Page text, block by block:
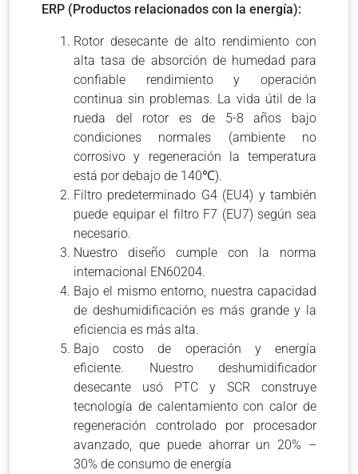
ERP (Productos relacionados con la energía):
Rotor desecante de alto rendimiento con
alta tasa de absorción de humedad para
confiable rendimiento y operación
continua sin problemas. La vida útil de la
rueda del rotor es de 5-8 años bajo
condiciones normales (ambiente no
corrosivo y regeneración la temperatura
está por debajo de 140℃).
Filtro predeterminado G4 (EU4) y también
puede equipar el filtro F7 (EU7) según sea
necesario.
Nuestro diseño cumple con la norma
internacional EN60204.
Bajo el mismo entorno, nuestra capacidad
de deshumidificación es más grande y la
eficiencia es más alta.
Bajo costo de operación y energía
eficiente. Nuestro deshumidificador
desecante usó PTC y SCR construye
tecnología de calentamiento con calor de
regeneración controlado por procesador
avanzado, que puede ahorrar un 20% –
30% de consumo de energía